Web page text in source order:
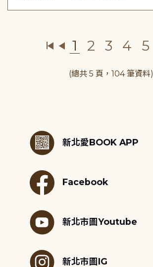
1 2 3 4 5
(總共 5 頁，104 筆資料)
新北愛BOOK APP
Facebook
新北市圖Youtube
新北市圖IG